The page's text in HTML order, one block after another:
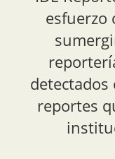
esfuerzo
detectados
reportes